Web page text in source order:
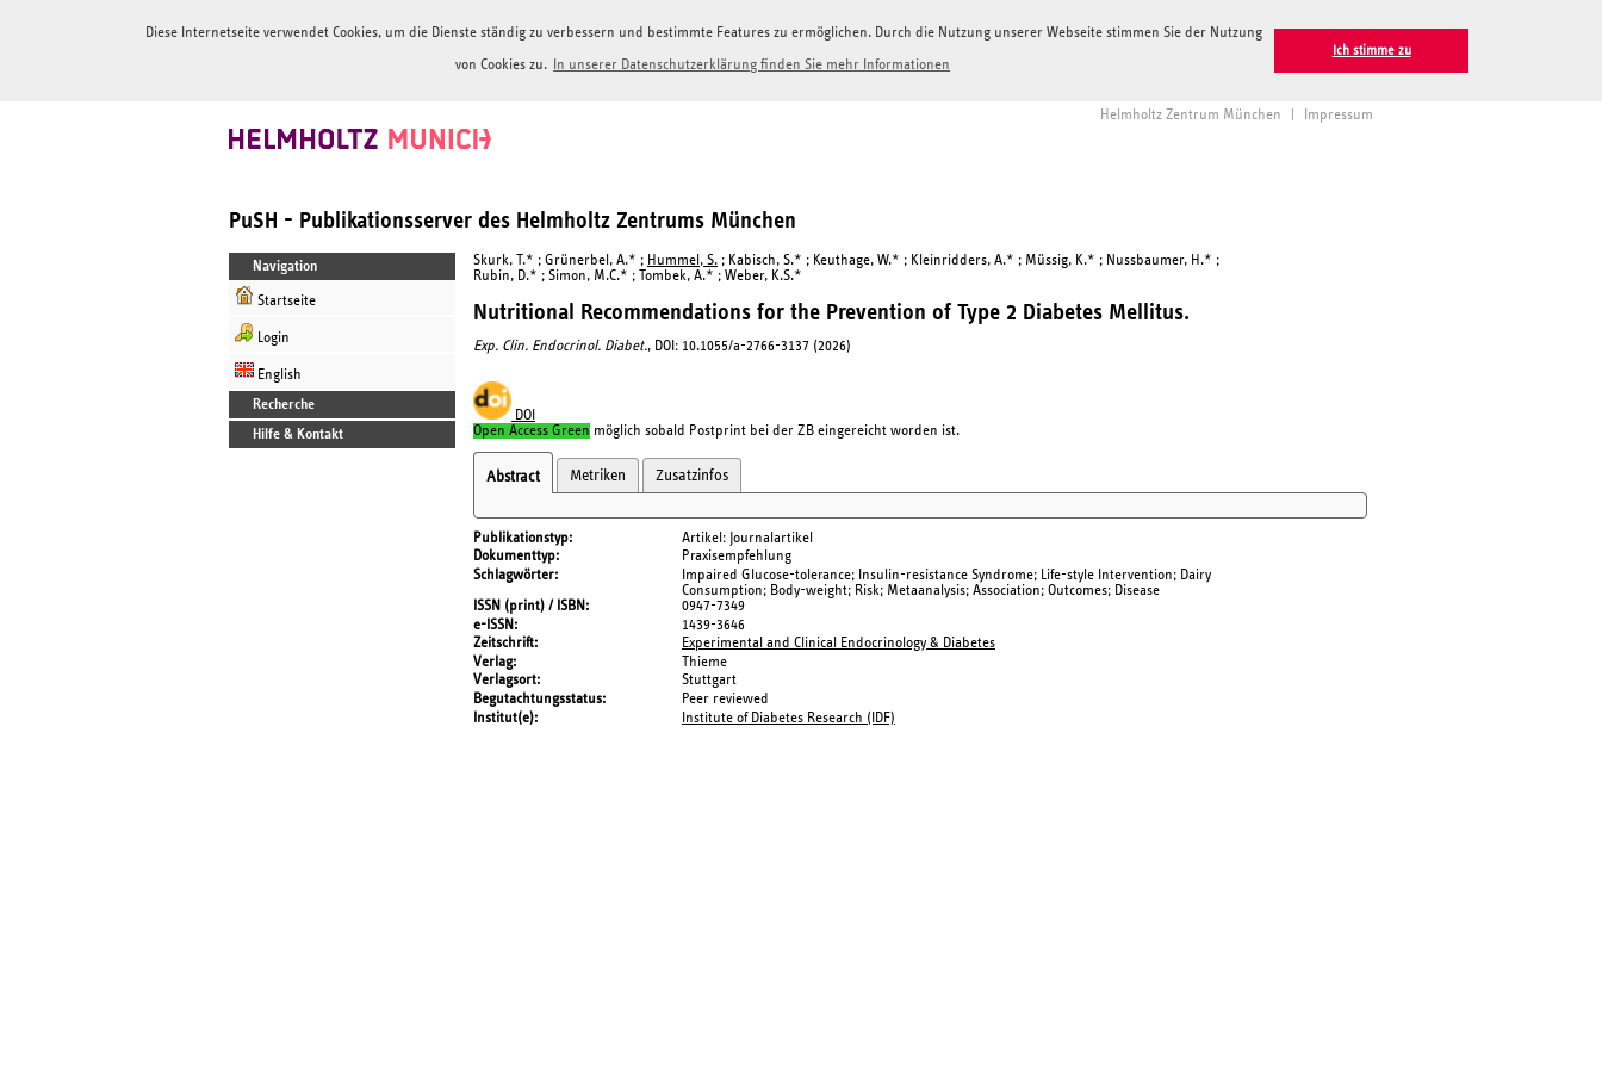
Diese Internetseite verwendet Cookies, um die Dienste ständig zu verbessern und bestimmte Features zu ermöglichen. Durch die Nutzung unserer Webseite stimmen Sie der Nutzung
von Cookies zu. In unserer Datenschutzerklärung finden Sie mehr Informationen
Ich stimme zu
Helmholtz Zentrum München Impressum
PuSH - Publikationsserver des Helmholtz Zentrums München
Navigation
Startseite
Login
English
Recherche
Hilfe & Kontakt
Skurk, T.* ; Grünerbel, A.* ; Hummel, S. ; Kabisch, S.* ; Keuthage, W.* ; Kleinridders, A.* ; Müssig, K.* ; Nussbaumer, H.* ;
Rubin, D.* ; Simon, M.C.* ; Tombek, A.* ; Weber, K.S.*
Nutritional Recommendations for the Prevention of Type 2 Diabetes Mellitus.
Exp. Clin. Endocrinol. Diabet., DOI: 10.1055/a-2766-3137 (2026)
DOI
Open Access Green möglich sobald Postprint bei der ZB eingereicht worden ist.
Abstract Metriken Zusatzinfos
Publikationstyp
Artikel: Journalartikel
Dokumenttyp
Praxisempfehlung
Schlagwörter
Impaired Glucose-tolerance; Insulin-resistance Syndrome; Life-style Intervention; Dairy
Consumption; Body-weight; Risk; Metaanalysis; Association; Outcomes; Disease
ISSN (print) / ISBN
0947-7349
e-ISSN
1439-3646
Zeitschrift
Experimental and Clinical Endocrinology & Diabetes
Verlag
Thieme
Verlagsort
Stuttgart
Begutachtungsstatus
Peer reviewed
Institut(e)
Institute of Diabetes Research (IDF)